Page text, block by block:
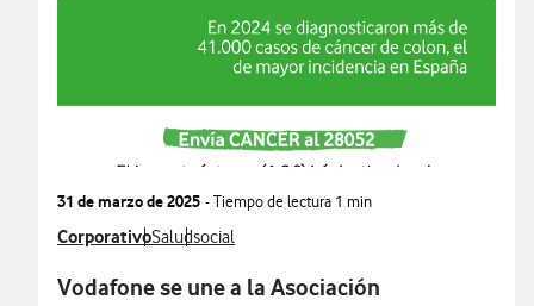
31 de marzo de 2025 - Tiempo de lectura 1 min
Ver más notas de prensa relacionados con
CorporativoVer más notas de prensa relacionados con
SaludVer más notas de prensa relacionados con
social
Vodafone se une a la Asociación